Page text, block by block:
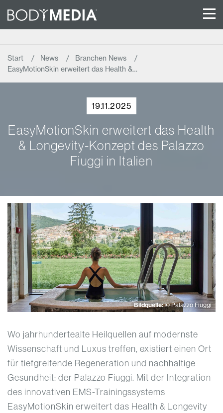
Start News
Branchen News
EasyMotionSkin erweitert das Health &…
19.11.2025
EasyMotionSkin erweitert das Health
& Longevity-Konzept des Palazzo
Fiuggi in Italien
Bildquelle:© Palazzo Fiuggi
Wo jahrhundertealte Heilquellen auf modernste
Wissenschaft und Luxus treffen, existiert einen Ort
für tiefgreifende Regeneration und nachhaltige
Gesundheit: der Palazzo Fiuggi. Mit der Integration
des innovativen EMS-Trainingssystems
EasyMotionSkin erweitert das Health & Longevity